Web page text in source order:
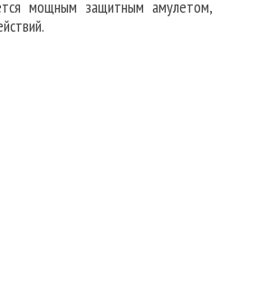
мощным защитным амулетом,